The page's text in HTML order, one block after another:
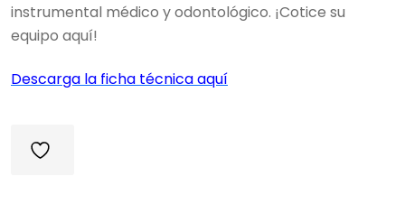
instrumental médico y odontológico. ¡Cotice su
equipo aquí!
Descarga la ficha técnica aquí